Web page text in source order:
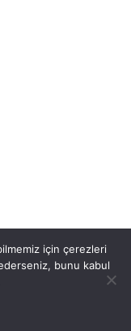
için çerezleri
bunu kabul